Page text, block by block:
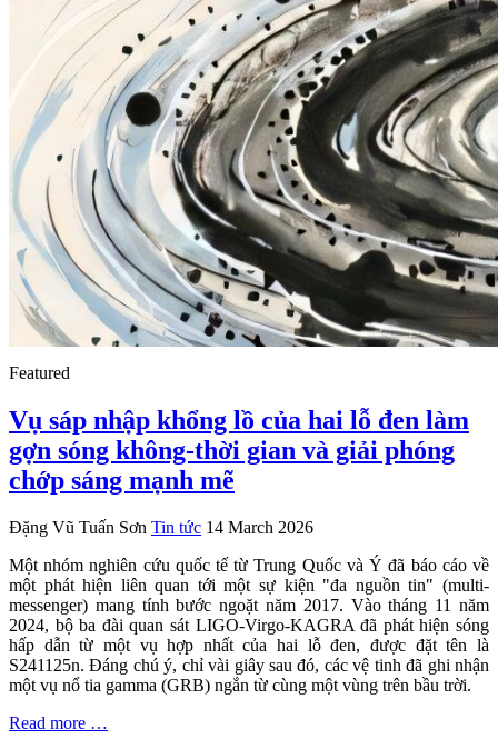
Featured
Vụ sáp nhập khổng lồ của hai lỗ đen làm
gợn sóng không-thời gian và giải phóng
chớp sáng mạnh mẽ
Đặng Vũ Tuấn Sơn Tin tức 14 March 2026
Một nhóm nghiên cứu quốc tế từ Trung Quốc và Ý đã báo cáo về
một phát hiện liên quan tới một sự kiện "đa nguồn tin" (multi-
messenger) mang tính bước ngoặt năm 2017. Vào tháng 11 năm
2024, bộ ba đài quan sát LIGO-Virgo-KAGRA đã phát hiện sóng
hấp dẫn từ một vụ hợp nhất của hai lỗ đen, được đặt tên là
S241125n. Đáng chú ý, chỉ vài giây sau đó, các vệ tinh đã ghi nhận
một vụ nổ tia gamma (GRB) ngắn từ cùng một vùng trên bầu trời.
Read more …